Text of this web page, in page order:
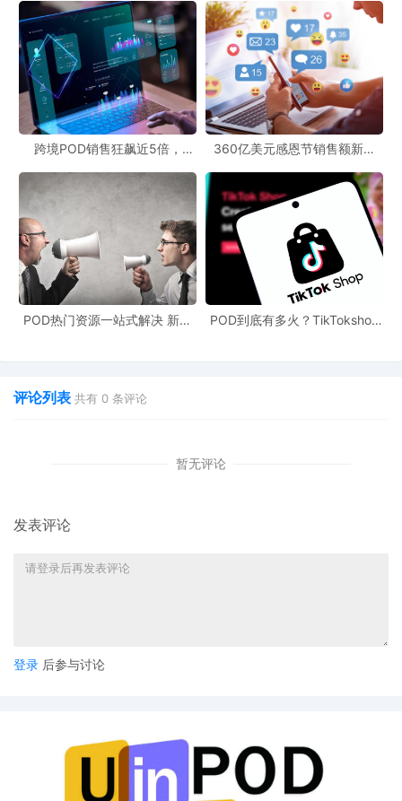
跨境POD销售狂飙近5倍，
360亿美元感恩节销售额新纪
新风潮！
POD热门资源一站式解决 新手
POD到底有多火？TikTokshop
评论列表 共有 0 条评论
暂无评论
发表评论
登录 后参与讨论